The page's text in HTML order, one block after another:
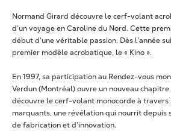
Normand Girard découvre le cerf-volant
d’un voyage en Caroline du Nord. Cette
début d’une véritable passion. Dès l’année
premier modèle acrobatique, le « Kino ».
En 1997, sa participation au Rendez-vous
Verdun (Montréal) ouvre un nouveau
découvre le cerf-volant monocorde à
marquants, une révélation qui nourrit depuis
de fabrication et d’innovation.